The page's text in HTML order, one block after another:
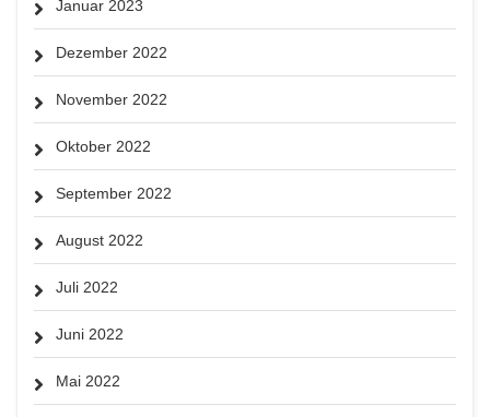
Januar 2023
Dezember 2022
November 2022
Oktober 2022
September 2022
August 2022
Juli 2022
Juni 2022
Mai 2022